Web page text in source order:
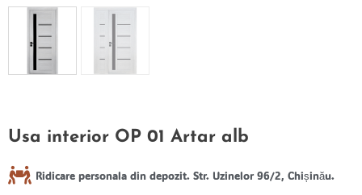
Usa interior OP 01 Artar alb
Ridicare personala din depozit. Str. Uzinelor 96/2, Chișinău.